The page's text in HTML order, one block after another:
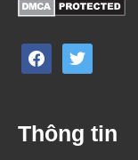
facebooktwitter
Thông tin